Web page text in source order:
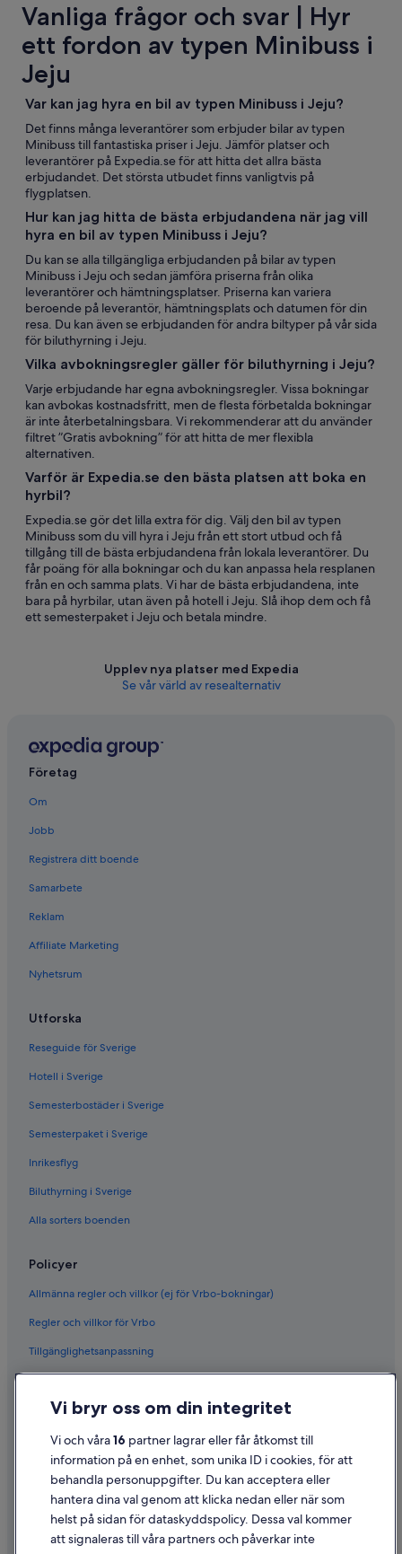
Vanliga frågor och svar | Hyr
ett fordon av typen Minibuss i
Jeju
Var kan jag hyra en bil av typen Minibuss i Jeju?
Det finns många leverantörer som erbjuder bilar av typen
Minibuss till fantastiska priser i Jeju. Jämför platser och
leverantörer på Expedia.se för att hitta det allra bästa
erbjudandet. Det största utbudet finns vanligtvis på
flygplatsen.
Hur kan jag hitta de bästa erbjudandena när jag vill
hyra en bil av typen Minibuss i Jeju?
Du kan se alla tillgängliga erbjudanden på bilar av typen
Minibuss i Jeju och sedan jämföra priserna från olika
leverantörer och hämtningsplatser. Priserna kan variera
beroende på leverantör, hämtningsplats och datumen för din
resa. Du kan även se erbjudanden för andra biltyper på vår sida
för biluthyrning i Jeju.
Vilka avbokningsregler gäller för biluthyrning i Jeju?
Varje erbjudande har egna avbokningsregler. Vissa bokningar
kan avbokas kostnadsfritt, men de flesta förbetalda bokningar
är inte återbetalningsbara. Vi rekommenderar att du använder
filtret ”Gratis avbokning” för att hitta de mer flexibla
alternativen.
Varför är Expedia.se den bästa platsen att boka en
hyrbil?
Expedia.se gör det lilla extra för dig. Välj den bil av typen
Minibuss som du vill hyra i Jeju från ett stort utbud och få
tillgång till de bästa erbjudandena från lokala leverantörer. Du
får poäng för alla bokningar och du kan anpassa hela resplanen
från en och samma plats. Vi har de bästa erbjudandena, inte
bara på hyrbilar, utan även på hotell i Jeju. Slå ihop dem och få
ett semesterpaket i Jeju och betala mindre.
Upplev nya platser med Expedia
Se vår värld av resealternativ
Företag
Om
Jobb
Registrera ditt boende
Samarbete
Reklam
Affiliate Marketing
Nyhetsrum
Utforska
Reseguide för Sverige
Hotell i Sverige
Semesterbostäder i Sverige
Semesterpaket i Sverige
Inrikesflyg
Biluthyrning i Sverige
Alla sorters boenden
Policyer
Allmänna regler och villkor (ej för Vrbo-bokningar)
Regler och villkor för Vrbo
Tillgänglighetsanpassning
Cookies
Användarvillkor
Juridisk information/Kontakta oss
Riktlinjer för innehåll och anmäla innehåll
Hjälp
Vi bryr oss om din integritet
Vi och våra16 partner lagrar eller får åtkomst till
information på en enhet, som unika ID i cookies, för att
behandla personuppgifter. Du kan acceptera eller
hantera dina val genom att klicka nedan eller när som
helst på sidan för dataskyddspolicy. Dessa val kommer
att signaleras till våra partners och påverkar inte